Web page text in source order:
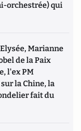
orchestrée) qui
Marianne
de la Paix
l'ex PM
la Chine, la
fait du